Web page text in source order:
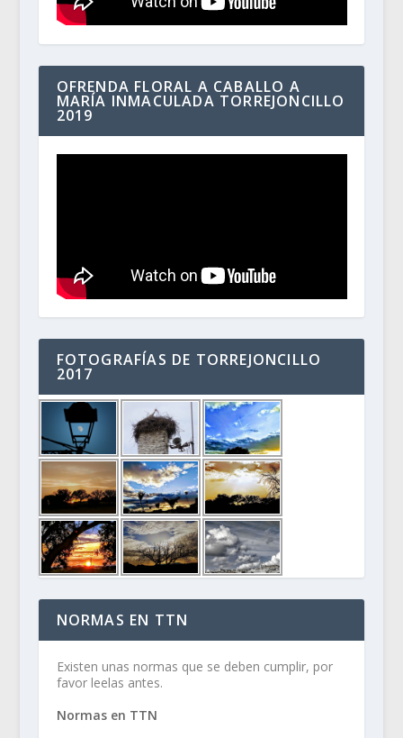
OFRENDA FLORAL A CABALLO A
MARÍA INMACULADA TORREJONCILLO
2019
FOTOGRAFÍAS DE TORREJONCILLO
2017
NORMAS EN TTN
Existen unas normas que se deben cumplir, por
favor leelas antes.
Normas en TTN